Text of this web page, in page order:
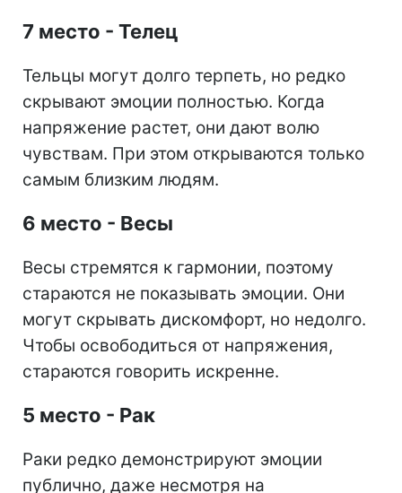
7 место - Телец
Тельцы могут долго терпеть, но редко
скрывают эмоции полностью. Когда
напряжение растет, они дают волю
чувствам. При этом открываются только
самым близким людям.
6 место - Весы
Весы стремятся к гармонии, поэтому
стараются не показывать эмоции. Они
могут скрывать дискомфорт, но недолго.
Чтобы освободиться от напряжения,
стараются говорить искренне.
5 место - Рак
Раки редко демонстрируют эмоции
публично, даже несмотря на